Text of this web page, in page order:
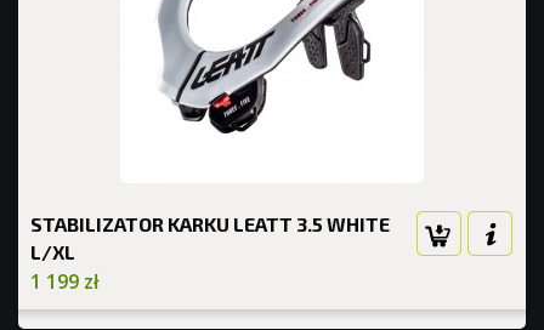
STABILIZATOR KARKU LEATT 3.5 WHITE
L/XL
1 199 zł